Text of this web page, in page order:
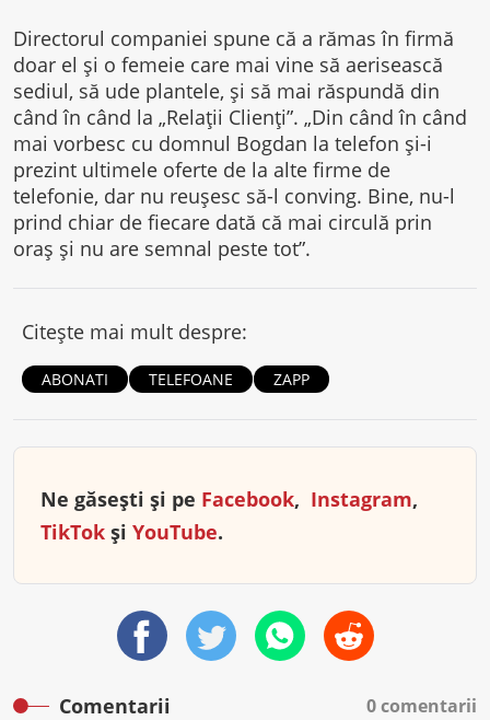
Directorul companiei spune că a rămas în firmă
doar el și o femeie care mai vine să aerisească
sediul, să ude plantele, și să mai răspundă din
când în când la „Relații Clienți”. „Din când în când
mai vorbesc cu domnul Bogdan la telefon și-i
prezint ultimele oferte de la alte firme de
telefonie, dar nu reușesc să-l conving. Bine, nu-l
prind chiar de fiecare dată că mai circulă prin
oraș și nu are semnal peste tot”.
Citește mai mult despre:
ABONATI TELEFOANE ZAPP
Ne găsești și pe Facebook, Instagram,
TikTok și YouTube.
Comentarii 0 comentarii